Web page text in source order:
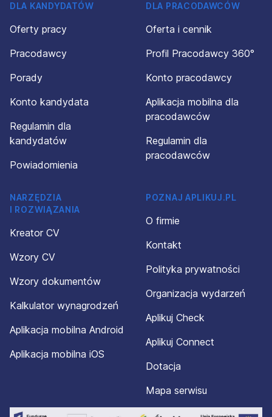
DLA KANDYDATÓW
Oferty pracy
Pracodawcy
Porady
Konto kandydata
Regulamin dla
kandydatów
Powiadomienia
DLA PRACODAWCÓW
Oferta i cennik
Profil Pracodawcy 360°
Konto pracodawcy
Aplikacja mobilna dla
pracodawców
Regulamin dla
pracodawców
NARZĘDZIA
I ROZWIĄZANIA
Kreator CV
Wzory CV
Wzory dokumentów
Kalkulator wynagrodzeń
Aplikacja mobilna Android
Aplikacja mobilna iOS
POZNAJ APLIKUJ.PL
O firmie
Kontakt
Polityka prywatności
Organizacja wydarzeń
Aplikuj Check
Aplikuj Connect
Dotacja
Mapa serwisu